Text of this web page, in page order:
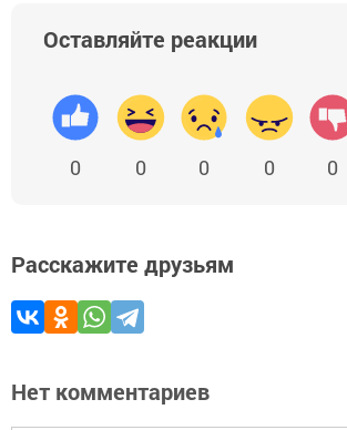
Оставляйте реакции
0 0 0 0 0
Расскажите друзьям
Нет комментариев